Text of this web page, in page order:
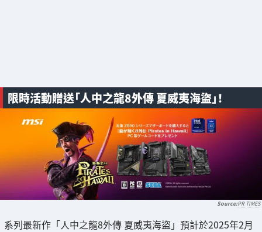
限時活動贈送「人中之龍8外傳 夏威夷海盜」！
PR TIMES
系列最新作「人中之龍8外傳 夏威夷海盜」預計於2025年2月